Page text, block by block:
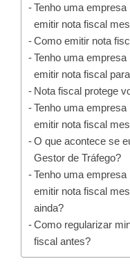
Tenho uma
emitir nota fiscal
Como emitir nota
Tenho uma
emitir nota fiscal
Nota fiscal protege
Tenho uma
emitir nota fiscal
O que acontece se
Gestor de Tráfego?
Tenho uma
emitir nota fiscal
ainda?
Como regularizar
fiscal antes?